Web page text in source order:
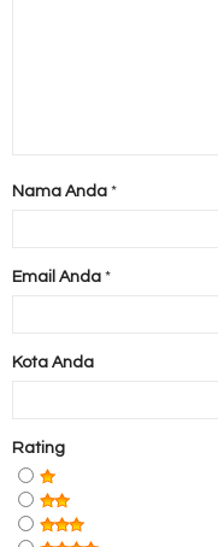
Nama Anda *
Email Anda *
Kota Anda
Rating